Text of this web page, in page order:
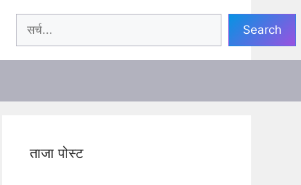
Search
Search
ताजा पोस्ट